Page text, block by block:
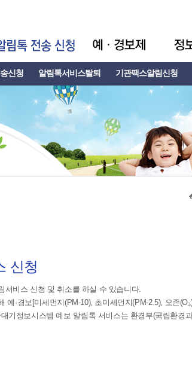
신청 알림톡서비스탈퇴 기관팩스알림신청
신청
서비스 신청 및 취소를 하실 수 있습니다.
예·경보[미세먼지(PM-10), 초미세먼지(PM-2.5), 오존
기정보시스템 예보 알림톡 서비스는 환경부(국립환경